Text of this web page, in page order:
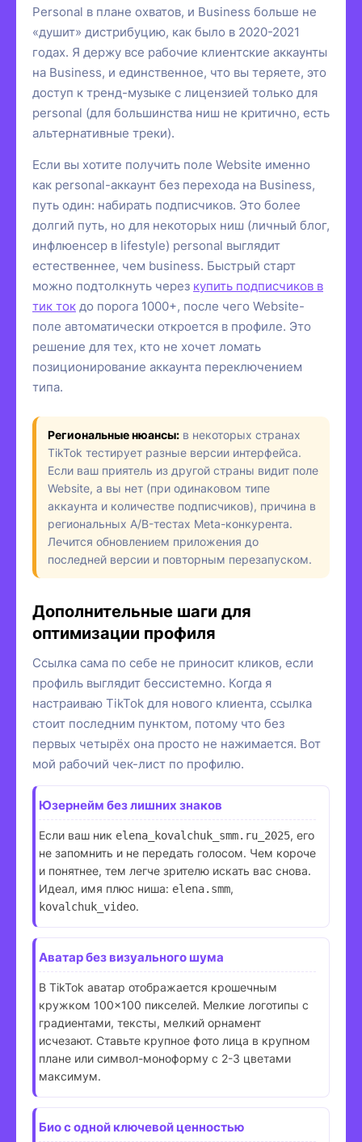
Personal в плане охватов, и Business больше не
«душит» дистрибуцию, как было в 2020-2021
годах. Я держу все рабочие клиентские аккаунты
на Business, и единственное, что вы теряете, это
доступ к тренд-музыке с лицензией только для
personal (для большинства ниш не критично, есть
альтернативные треки).
Если вы хотите получить поле Website именно
как personal-аккаунт без перехода на Business,
путь один: набирать подписчиков. Это более
долгий путь, но для некоторых ниш (личный блог,
инфлюенсер в lifestyle) personal выглядит
естественнее, чем business. Быстрый старт
можно подтолкнуть через купить подписчиков в
тик ток до порога 1000+, после чего Website-
поле автоматически откроется в профиле. Это
решение для тех, кто не хочет ломать
позиционирование аккаунта переключением
типа.
Региональные нюансы: в некоторых странах
TikTok тестирует разные версии интерфейса.
Если ваш приятель из другой страны видит поле
Website, а вы нет (при одинаковом типе
аккаунта и количестве подписчиков), причина в
региональных A/B-тестах Meta-конкурента.
Лечится обновлением приложения до
последней версии и повторным перезапуском.
Дополнительные шаги для
оптимизации профиля
Ссылка сама по себе не приносит кликов, если
профиль выглядит бессистемно. Когда я
настраиваю TikTok для нового клиента, ссылка
стоит последним пунктом, потому что без
первых четырёх она просто не нажимается. Вот
мой рабочий чек-лист по профилю.
Юзернейм без лишних знаков
Если ваш ник elena_kovalchuk_smm.ru_2025, его
не запомнить и не передать голосом. Чем короче
и понятнее, тем легче зрителю искать вас снова.
Идеал, имя плюс ниша: elena.smm,
kovalchuk_video.
Аватар без визуального шума
В TikTok аватар отображается крошечным
кружком 100×100 пикселей. Мелкие логотипы с
градиентами, тексты, мелкий орнамент
исчезают. Ставьте крупное фото лица в крупном
плане или символ-моноформу с 2-3 цветами
максимум.
Био с одной ключевой ценностью